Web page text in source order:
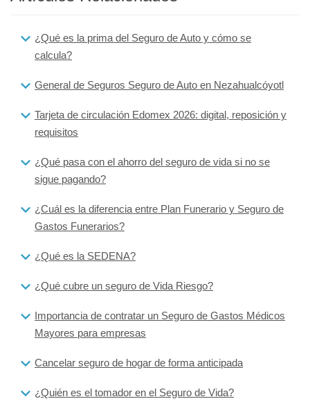
¿Qué es la prima del Seguro de Auto y cómo se
calcula?
General de Seguros Seguro de Auto en Nezahualcóyotl
Tarjeta de circulación Edomex 2026: digital, reposición y
requisitos
¿Qué pasa con el ahorro del seguro de vida si no se
sigue pagando?
¿Cuál es la diferencia entre Plan Funerario y Seguro de
Gastos Funerarios?
¿Qué es la SEDENA?
¿Qué cubre un seguro de Vida Riesgo?
Importancia de contratar un Seguro de Gastos Médicos
Mayores para empresas
Cancelar seguro de hogar de forma anticipada
¿Quién es el tomador en el Seguro de Vida?